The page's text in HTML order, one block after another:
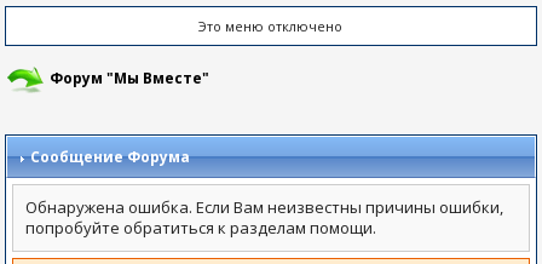
Это меню отключено
Форум "Мы Вместе"
Сообщение Форума
Обнаружена ошибка. Если Вам неизвестны причины ошибки,
попробуйте обратиться к разделам помощи.